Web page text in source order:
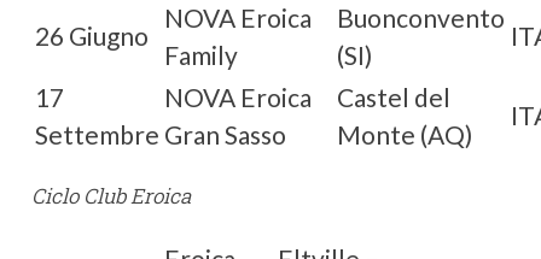
26 Giugno
NOVA Eroica
Family
Buonconvento
(SI)
17
Settembre
NOVA Eroica
Gran Sasso
Castel del
Monte (AQ)
Ciclo Club Eroica